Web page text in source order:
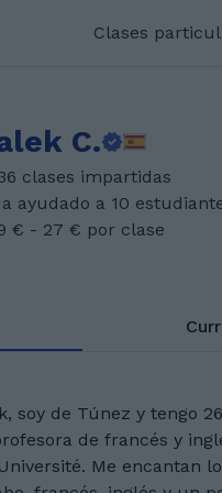
Clases
C.
clases impartidas
ayudado a 10
€ - 27 € por clase
soy de Túnez y tengo
de francés y
Me encantan